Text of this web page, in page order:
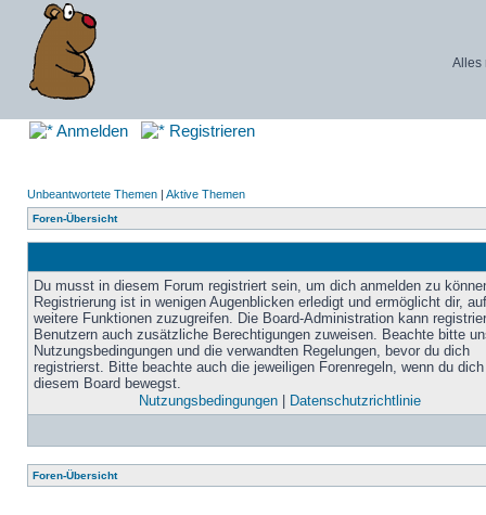
Alles
Anmelden Registrieren
Unbeantwortete Themen | Aktive Themen
Foren-Übersicht
Du musst in diesem Forum registriert sein, um dich anmelden zu
Registrierung ist in wenigen Augenblicken erledigt und ermöglicht dir, auf
weitere Funktionen zuzugreifen. Die Board-Administration kann
Benutzern auch zusätzliche Berechtigungen zuweisen. Beachte bitte
Nutzungsbedingungen und die verwandten Regelungen, bevor du dich
registrierst. Bitte beachte auch die jeweiligen Forenregeln, wenn du
diesem Board bewegst.
Nutzungsbedingungen| Datenschutzrichtlinie
Foren-Übersicht